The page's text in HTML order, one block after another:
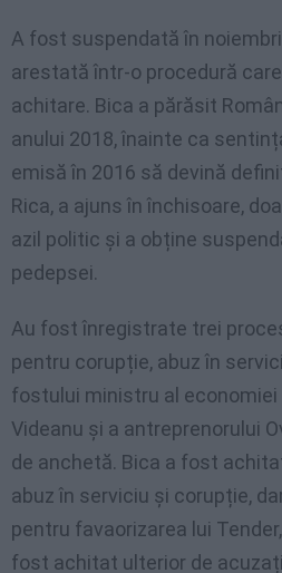
A fost suspendată în
arestată într-o procedură
achitare. Bica a părăsit
anului 2018, înainte ca
emisă în 2016 să devină
Rica, a ajuns în închisoare,
azil politic și a obține
pedepsei.
Au fost înregistrate trei
pentru corupție, abuz în
fostului ministru al economiei
Videanu și a antreprenorului
de anchetă. Bica a fost
abuz în serviciu și corupție,
pentru favaorizarea lui
fost achitat ulterior de